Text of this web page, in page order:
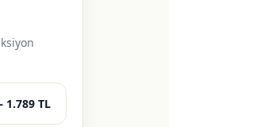
1.789 TL